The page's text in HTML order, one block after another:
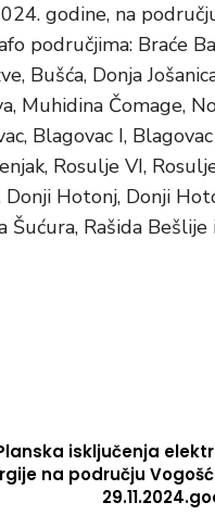
godine, na
područjima: Braće
Bušća, Donja
Muhidina Čomage,
Blagovac I,
Rosulje VI,
Donji Hotonj, Donji
Šućura, Rašida Bešlije
isključenja
na području